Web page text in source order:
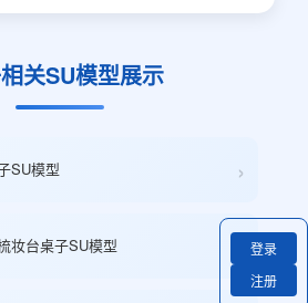
关SU模型展示
SU模型 ›
妆台桌子SU模型
登录
注册